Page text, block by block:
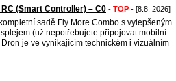
(Smart Controller) – C0 - TOP - [8.8. 2026]
sadě Fly More Combo s vylepšeným
(už nepotřebujete připojovat mobilní
je ve vynikajícím technickém i vizuálním